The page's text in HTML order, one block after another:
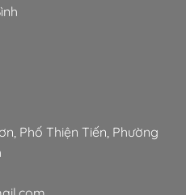
Phố Thiện Tiến, Phường